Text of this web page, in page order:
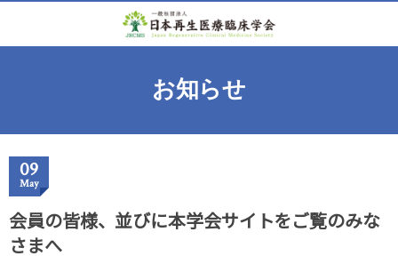
お知らせ
09
May
会員の皆様、並びに本学会サイトをご覧のみな
さまへ